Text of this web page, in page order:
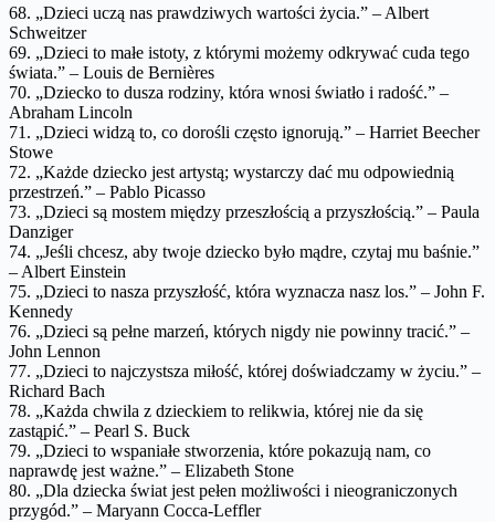
68. „Dzieci uczą nas prawdziwych wartości życia.” – Albert
Schweitzer
69. „Dzieci to małe istoty, z którymi możemy odkrywać cuda tego
świata.” – Louis de Bernières
70. „Dziecko to dusza rodziny, która wnosi światło i radość.” –
Abraham Lincoln
71. „Dzieci widzą to, co dorośli często ignorują.” – Harriet Beecher
Stowe
72. „Każde dziecko jest artystą; wystarczy dać mu odpowiednią
przestrzeń.” – Pablo Picasso
73. „Dzieci są mostem między przeszłością a przyszłością.” – Paula
Danziger
74. „Jeśli chcesz, aby twoje dziecko było mądre, czytaj mu baśnie.”
– Albert Einstein
75. „Dzieci to nasza przyszłość, która wyznacza nasz los.” – John F.
Kennedy
76. „Dzieci są pełne marzeń, których nigdy nie powinny tracić.” –
John Lennon
77. „Dzieci to najczystsza miłość, której doświadczamy w życiu.” –
Richard Bach
78. „Każda chwila z dzieckiem to relikwia, której nie da się
zastąpić.” – Pearl S. Buck
79. „Dzieci to wspaniałe stworzenia, które pokazują nam, co
naprawdę jest ważne.” – Elizabeth Stone
80. „Dla dziecka świat jest pełen możliwości i nieograniczonych
przygód.” – Maryann Cocca-Leffler